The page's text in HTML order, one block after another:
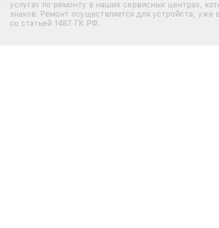
услугах по ремонту в наших сервисных центрах,
знаков. Ремонт осуществляется для устройств,
со статьей 1487 ГК РФ.